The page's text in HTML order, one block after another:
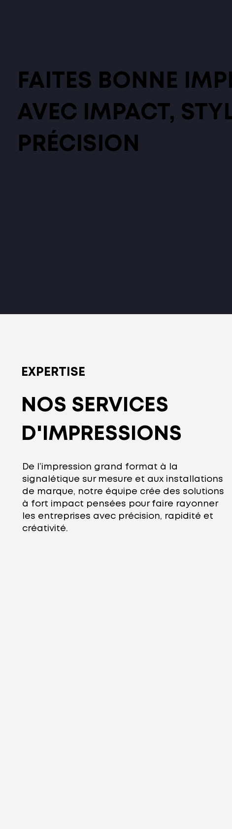
FAITES BONNE
AVEC IMPACT,
PRÉCISION
EXPERTISE
NOS SERVICES
D'IMPRESSIONS
De l’impression grand format à la
signalétique sur mesure et aux installations
de marque, notre équipe crée des solutions
à fort impact pensées pour faire rayonner
les entreprises avec précision, rapidité et
créativité.